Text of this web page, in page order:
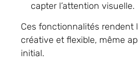
capter l’attention visuelle.
Ces fonctionnalités rendent
créative et flexible, même
initial.